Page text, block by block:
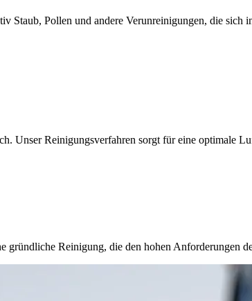
Pollen und andere Verunreinigungen, die sich
Unser Reinigungsverfahren sorgt für eine optimale
gründliche Reinigung, die den hohen Anforderungen